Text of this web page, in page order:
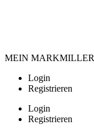
MEIN MARKMILLER
Login
Registrieren
Login
Registrieren